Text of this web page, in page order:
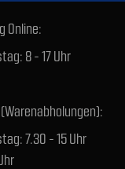
Online:
8 - 17 Uhr
7.30 - 15 Uhr